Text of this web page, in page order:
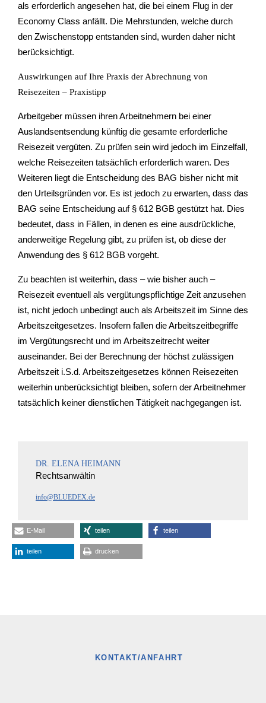
als erforderlich angesehen hat, die bei einem Flug in der
Economy Class anfällt. Die Mehrstunden, welche durch
den Zwischenstopp entstanden sind, wurden daher nicht
berücksichtigt.
Auswirkungen auf Ihre Praxis der Abrechnung von
Reisezeiten – Praxistipp
Arbeitgeber müssen ihren Arbeitnehmern bei einer
Auslandsentsendung künftig die gesamte erforderliche
Reisezeit vergüten. Zu prüfen sein wird jedoch im Einzelfall,
welche Reisezeiten tatsächlich erforderlich waren. Des
Weiteren liegt die Entscheidung des BAG bisher nicht mit
den Urteilsgründen vor. Es ist jedoch zu erwarten, dass das
BAG seine Entscheidung auf § 612 BGB gestützt hat. Dies
bedeutet, dass in Fällen, in denen es eine ausdrückliche,
anderweitige Regelung gibt, zu prüfen ist, ob diese der
Anwendung des § 612 BGB vorgeht.
Zu beachten ist weiterhin, dass – wie bisher auch –
Reisezeit eventuell als vergütungspflichtige Zeit anzusehen
ist, nicht jedoch unbedingt auch als Arbeitszeit im Sinne des
Arbeitszeitgesetzes. Insofern fallen die Arbeitszeitbegriffe
im Vergütungsrecht und im Arbeitszeitrecht weiter
auseinander. Bei der Berechnung der höchst zulässigen
Arbeitszeit i.S.d. Arbeitszeitgesetzes können Reisezeiten
weiterhin unberücksichtigt bleiben, sofern der Arbeitnehmer
tatsächlich keiner dienstlichen Tätigkeit nachgegangen ist.
DR. ELENA HEIMANN
Rechtsanwältin
info@BLUEDEX.de
E-Mail teilen teilen
teilen drucken
KONTAKT/ANFAHRT